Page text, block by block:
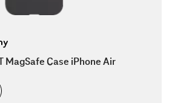
MagSafe Case iPhone Air